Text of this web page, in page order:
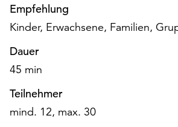
Cookies
werden
ohne
Ihr
weiterhin
ausgeführt.
Empfehlung
Kinder, Erwachsene, Familien,
Dauer
45 min
Teilnehmer
mind. 12, max. 30